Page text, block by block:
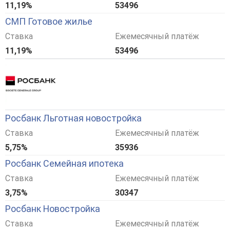
11,19%
53496
СМП Готовое жилье
Ставка
11,19%
Ежемесячный платёж
53496
Росбанк Льготная новостройка
Ставка
5,75%
Ежемесячный платёж
35936
Росбанк Семейная ипотека
Ставка
3,75%
Ежемесячный платёж
30347
Росбанк Новостройка
Ставка Ежемесячный платёж